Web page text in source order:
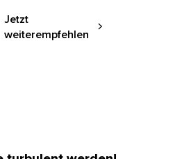
Jetzt
weiterempfehlen